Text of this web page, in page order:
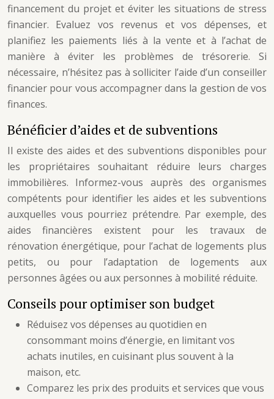
financement du projet et éviter les situations de stress
financier. Evaluez vos revenus et vos dépenses, et
planifiez les paiements liés à la vente et à l’achat de
manière à éviter les problèmes de trésorerie. Si
nécessaire, n’hésitez pas à solliciter l’aide d’un conseiller
financier pour vous accompagner dans la gestion de vos
finances.
Bénéficier d’aides et de subventions
Il existe des aides et des subventions disponibles pour
les propriétaires souhaitant réduire leurs charges
immobilières. Informez-vous auprès des organismes
compétents pour identifier les aides et les subventions
auxquelles vous pourriez prétendre. Par exemple, des
aides financières existent pour les travaux de
rénovation énergétique, pour l’achat de logements plus
petits, ou pour l’adaptation de logements aux
personnes âgées ou aux personnes à mobilité réduite.
Conseils pour optimiser son budget
Réduisez vos dépenses au quotidien en
consommant moins d’énergie, en limitant vos
achats inutiles, en cuisinant plus souvent à la
maison, etc.
Comparez les prix des produits et services que vous